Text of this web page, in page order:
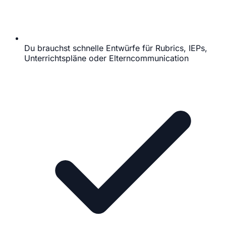
Du brauchst schnelle Entwürfe für Rubrics, IEPs,
Unterrichtspläne oder Elterncommunication